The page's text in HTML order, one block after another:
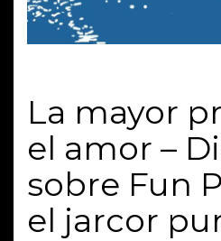
La mayor
el amor –
sobre Fun
el jarcor